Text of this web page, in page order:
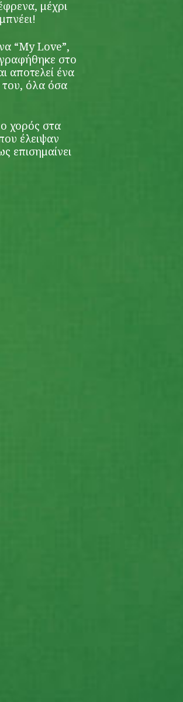
μέχρι
“My Love”,
στο
αποτελεί ένα
όλα όσα
χορός στα
έλειψαν
επισημαίνει